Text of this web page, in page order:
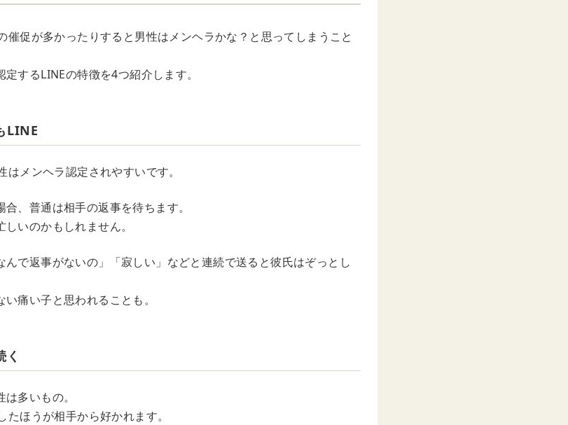
催促が多かったりすると男性はメンヘラかな？と思ってしまうこと
するLINEの特徴を4つ紹介します。
LINE
メンヘラ認定されやすいです。
、普通は相手の返事を待ちます。
いのかもしれません。
で返事がないの」「寂しい」などと連続で送ると彼氏はぞっとし
痛い子と思われることも。
く
多いもの。
ほうが相手から好かれます。